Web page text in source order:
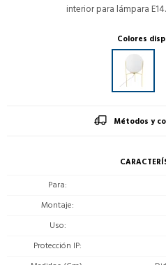
interior para lámpara
Colores
Métodos y
Para
Montaje
Uso
Protección IP